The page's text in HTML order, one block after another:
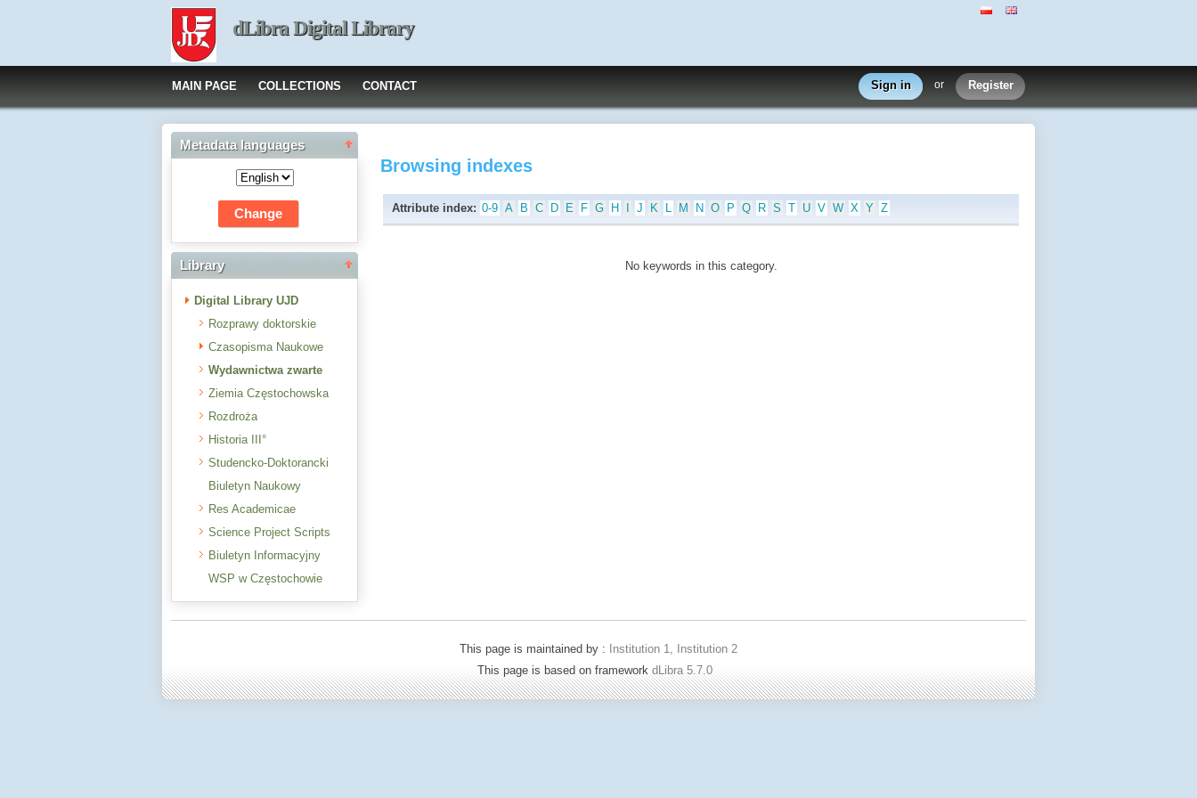
dLibra Digital Library
MAIN PAGE COLLECTIONS CONTACT Sign in or Register
Metadata languages
Library
Digital Library UJD
Rozprawy doktorskie
Czasopisma Naukowe
Wydawnictwa zwarte
Ziemia Częstochowska
Rozdroża
Historia III°
Studencko-Doktorancki
Biuletyn Naukowy
Res Academicae
Science Project Scripts
Biuletyn Informacyjny
WSP w Częstochowie
Browsing indexes
Attribute index: 0-9 A B C D E F G H J K L M N O P Q R S T U V W X Y Z
No keywords in this category.
This page is maintained by :
Institution 1, Institution 2
This page is based on framework dLibra 5.7.0